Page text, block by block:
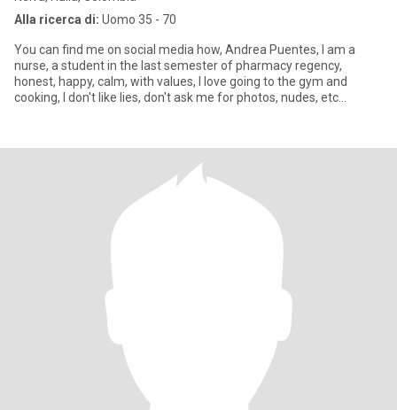
Alla ricerca di: Uomo 35 - 70
You can find me on social media how, Andrea Puentes, I am a
nurse, a student in the last semester of pharmacy regency,
honest, happy, calm, with values, I love going to the gym and
cooking, I don't like lies, don't ask me for photos, nudes, etc...